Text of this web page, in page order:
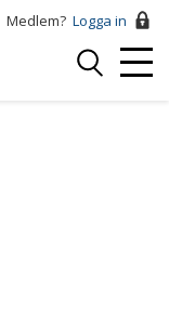
Medlem? Logga in
Logga